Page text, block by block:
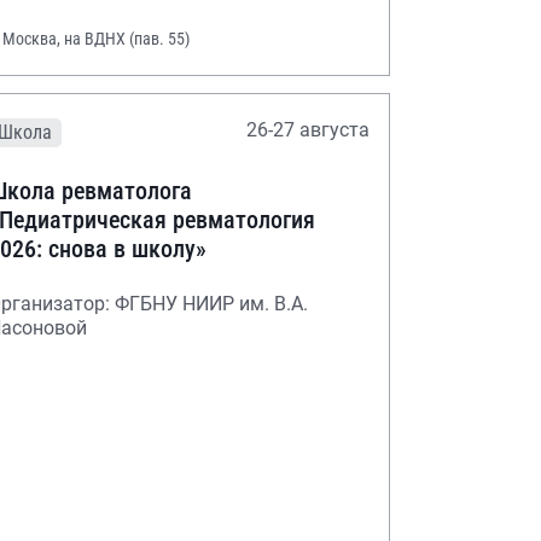
Москва, на ВДНХ (пав. 55)
Школа 26-27 августа
ревматолога
ревматология
снова в школу»
ФГБНУ НИИР им. В.А.